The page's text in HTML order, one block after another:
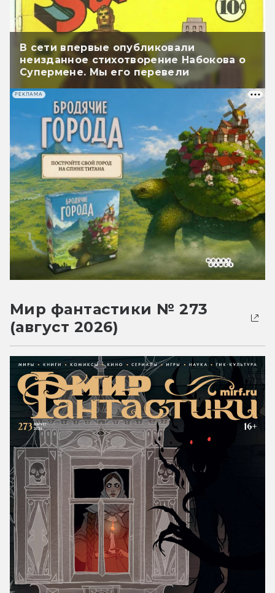
В сети впервые опубликовали
неизданное стихотворение Набокова о
Супермене. Мы его перевели
РЕКЛАМА
Мир фантастики № 273
(август 2026)